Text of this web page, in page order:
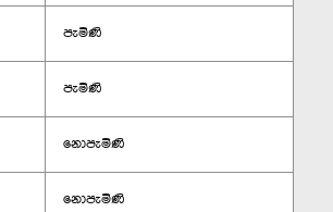
පැමිණි
පැමිණි
නොපැමිණි
නොපැමිණි